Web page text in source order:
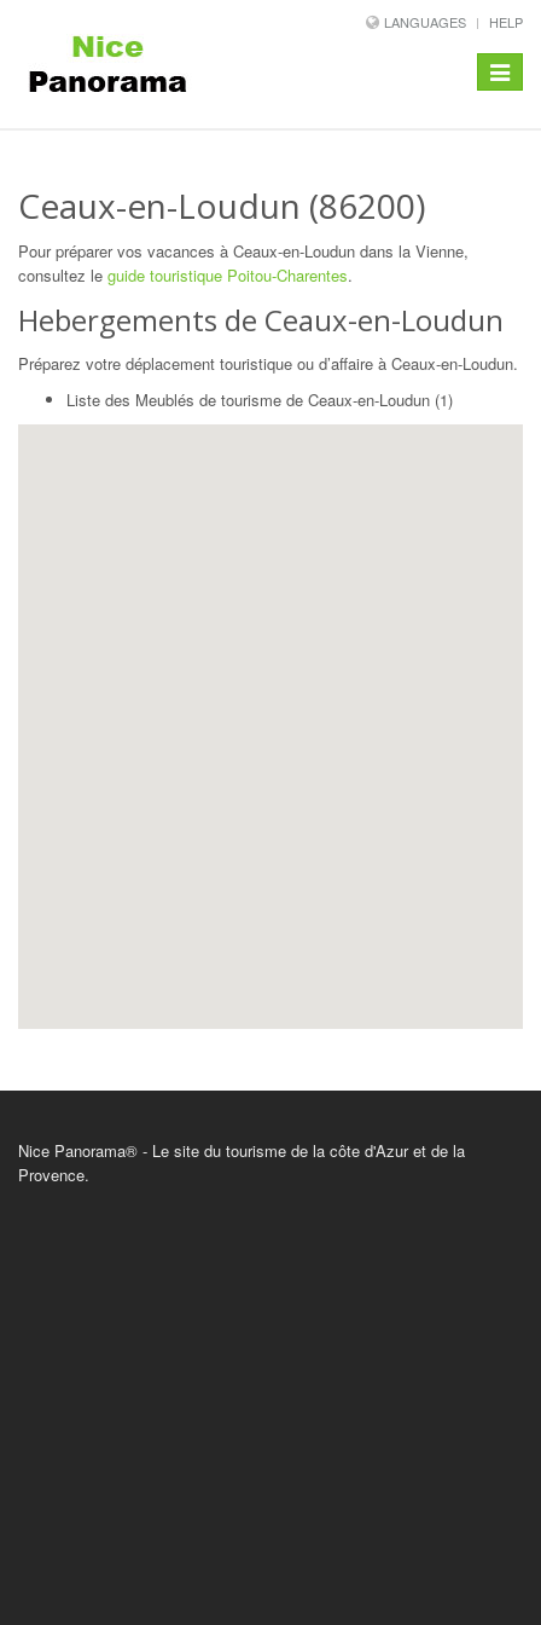
LANGUAGES HELP
Toggle
Ceaux-en-Loudun (86200)
Pour préparer vos vacances à Ceaux-en-Loudun dans la Vienne,
consultez le guide touristique Poitou-Charentes.
Hebergements de Ceaux-en-Loudun
Préparez votre déplacement touristique ou d’affaire à Ceaux-en-Loudun.
Liste des Meublés de tourisme de Ceaux-en-Loudun (1)
Nice Panorama® - Le site du tourisme de la côte d'Azur et de la
Provence.